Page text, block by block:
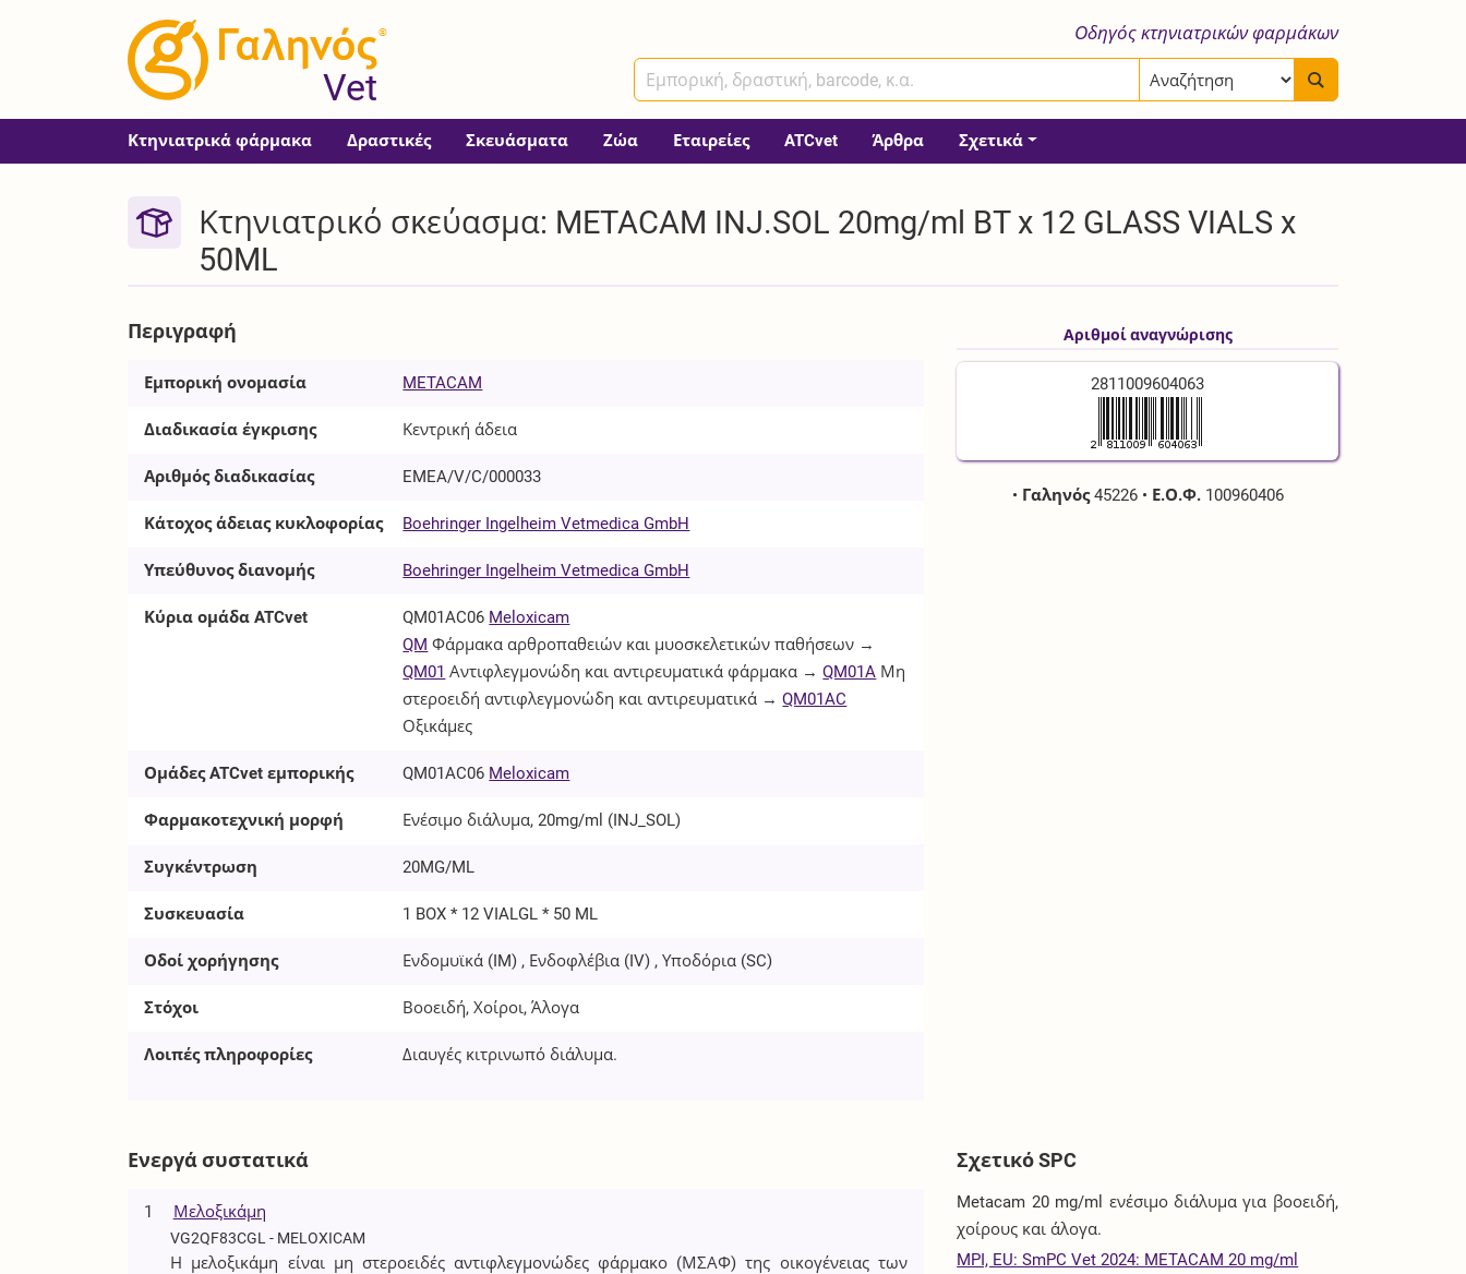
®
Vet
Οδηγός κτηνιατρικών φαρμάκων
Κτηνιατρικά φάρμακα Δραστικές Σκευάσματα Ζώα Εταιρείες ATCvet Άρθρα Σχετικά
Κτηνιατρικό σκεύασμα: METACAM INJ.SOL 20mg/ml BT x 12 GLASS VIALS x
50ML
Περιγραφή
Εμπορική ονομασία METACAM
Διαδικασία έγκρισης Κεντρική άδεια
Αριθμός διαδικασίας EMEA/V/C/000033
Κάτοχος άδειας κυκλοφορίας Boehringer Ingelheim Vetmedica GmbH
Υπεύθυνος διανομής Boehringer Ingelheim Vetmedica GmbH
Κύρια ομάδα ATCvet QM01AC06 Meloxicam
QM Φάρμακα αρθροπαθειών και μυοσκελετικών παθήσεων →
QM01 Αντιφλεγμονώδη και αντιρευματικά φάρμακα →QM01A Μη
στεροειδή αντιφλεγμονώδη και αντιρευματικά →QM01AC
Οξικάμες
Ομάδες ATCvet εμπορικής QM01AC06 Meloxicam
Φαρμακοτεχνική μορφή Ενέσιμο διάλυμα, 20mg/ml (INJ_SOL)
Συγκέντρωση 20MG/ML
Συσκευασία 1 BOX * 12 VIALGL * 50 ML
Οδοί χορήγησης Ενδομυϊκά (IM) , Ενδοφλέβια (IV) , Υποδόρια (SC)
Στόχοι Βοοειδή, Χοίροι, Άλογα
Λοιπές πληροφορίες Διαυγές κιτρινωπό διάλυμα.
Αριθμοί αναγνώρισης
2811009604063
• Γαληνός45226 • Ε.Ο.Φ.100960406
Ενεργά συστατικά
1 Μελοξικάμη
VG2QF83CGL - MELOXICAM
Η μελοξικάμη είναι μη στεροειδές αντιφλεγμονώδες φάρμακο (ΜΣΑΦ) της οικογένειας των
Σχετικό SPC
Metacam 20 mg/ml ενέσιμο διάλυμα για βοοειδή,
χοίρους και άλογα.
MPI, EU: SmPC Vet 2024: METACAM 20 mg/ml